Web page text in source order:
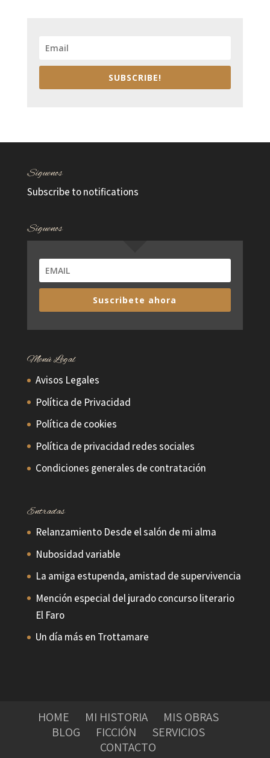
SUBSCRIBE!
Síguenos
Subscribe to notifications
Síguenos
Suscribete ahora
Menú Legal
Avisos Legales
Política de Privacidad
Política de cookies
Política de privacidad redes sociales
Condiciones generales de contratación
Entradas
Relanzamiento Desde el salón de mi alma
Nubosidad variable
La amiga estupenda, amistad de supervivencia
Mención especial del jurado concurso literario
El Faro
Un día más en Trottamare
HOME MI HISTORIA
MIS OBRAS
BLOG
FICCIÓN
SERVICIOS
CONTACTO